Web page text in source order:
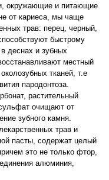
окружающие и питающие
от кариеса, мы чаще
трав: перец, черный,
быстрому
деснах и зубных
местный
тканей, т.е
пародонтоза.
растительный
очищают от
зубного камня.
трав и
пасты, содержат целый
это не только фтор,
алюминия,